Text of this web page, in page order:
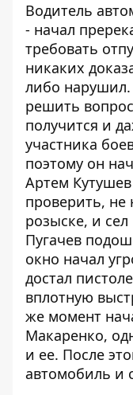
Водитель
- начал
требовать
никаких
либо
решить
получится и
участника
поэтому он
Артем
проверить, не
розыске, и
Пугачев
окно начал
достал
вплотную
же момент
Макаренко,
и ее. После
автомобиль и